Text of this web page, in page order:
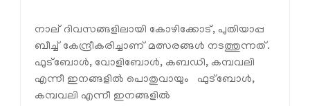
നാല് ദിവസങ്ങളിലായി കോഴിക്കോട്, പുതിയാപ്പ
ബീച്ച് കേന്ദ്രീകരിച്ചാണ് മത്സരങ്ങള്‍ നടത്തുന്നത്.
ഫുട്‌ബോള്‍, വോളിബോള്‍, കബഡി, കമ്പവലി
എന്നീ ഇനങ്ങളില്‍ പൊതുവായും ഫുട്‌ബോള്‍,
കമ്പവലി എന്നീ ഇനങ്ങളില്‍